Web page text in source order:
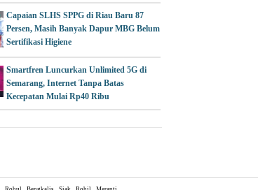
Capaian SLHS SPPG di Riau Baru 87
Persen, Masih Banyak Dapur MBG Belum
Sertifikasi Higiene
Smartfren Luncurkan Unlimited 5G di
Semarang, Internet Tanpa Batas
Kecepatan Mulai Rp40 Ribu